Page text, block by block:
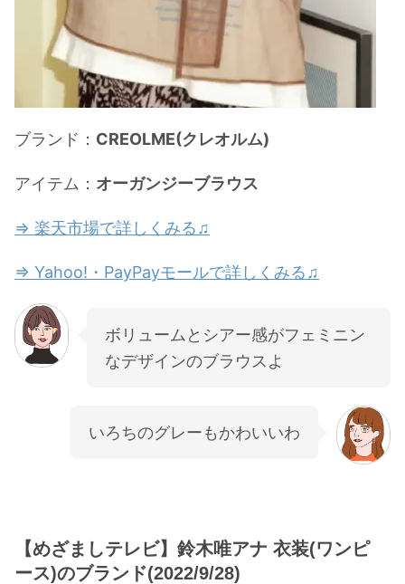
ブランド： CREOLME(クレオルム)
アイテム： オーガンジーブラウス
⇒ 楽天市場で詳しくみる♫
⇒ Yahoo!・PayPayモールで詳しくみる♫
ボリュームとシアー感がフェミニン
なデザインのブラウスよ
いろちのグレーもかわいいわ
【めざましテレビ】鈴木唯アナ 衣装(ワンピ
ース)のブランド(2022/9/28)